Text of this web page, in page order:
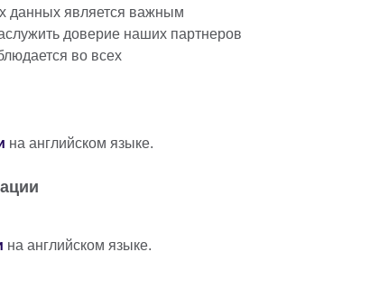
данных является важным
доверие наших партнеров
во всех
на английском языке.
на английском языке.